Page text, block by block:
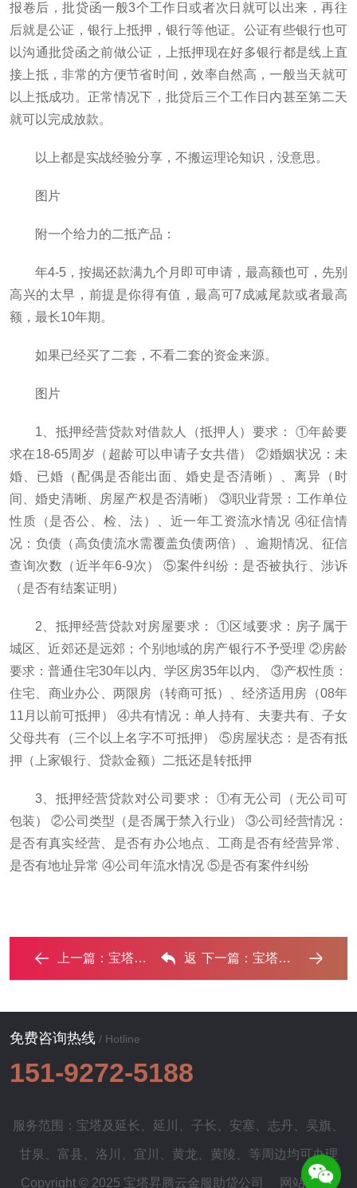
报卷后，批贷函一般3个工作日或者次日就可以出来，再往
后就是公证，银行上抵押，银行等他证。公证有些银行也可
以沟通批贷函之前做公证，上抵押现在好多银行都是线上直
接上抵，非常的方便节省时间，效率自然高，一般当天就可
以上抵成功。正常情况下，批贷后三个工作日内甚至第二天
就可以完成放款。
以上都是实战经验分享，不搬运理论知识，没意思。
图片
附一个给力的二抵产品：
年4-5，按揭还款满九个月即可申请，最高额也可，先别
高兴的太早，前提是你得有值，最高可7成减尾款或者最高
额，最长10年期。
如果已经买了二套，不看二套的资金来源。
图片
1、抵押经营贷款对借款人（抵押人）要求： ①年龄要
求在18-65周岁（超龄可以申请子女共借） ②婚姻状况：未
婚、已婚（配偶是否能出面、婚史是否清晰）、离异（时
间、婚史清晰、房屋产权是否清晰） ③职业背景：工作单位
性质（是否公、检、法）、近一年工资流水情况 ④征信情
况：负债（高负债流水需覆盖负债两倍）、逾期情况、征信
查询次数（近半年6-9次） ⑤案件纠纷：是否被执行、涉诉
（是否有结案证明）
2、抵押经营贷款对房屋要求： ①区域要求：房子属于
城区、近郊还是远郊；个别地域的房产银行不予受理 ②房龄
要求：普通住宅30年以内、学区房35年以内、 ③产权性质：
住宅、商业办公、两限房（转商可抵）、经济适用房（08年
11月以前可抵押） ④共有情况：单人持有、夫妻共有、子女
父母共有（三个以上名字不可抵押） ⑤房屋状态：是否有抵
押（上家银行、贷款金额）二抵还是转抵押
3、抵押经营贷款对公司要求： ①有无公司（无公司可
包装） ②公司类型（是否属于禁入行业） ③公司经营情况：
是否有真实经营、是否有办公地点、工商是否有经营异常、
是否有地址异常 ④公司年流水情况 ⑤是否有案件纠纷
上一篇： 宝塔房子抵押给银行贷款利率多少 ?‌ 返 下一篇：宝塔停息挂账怎么办理？办理停息挂账的流程和注意事项 ...‌
免费咨询热线 / Hotline
151-9272-5188
服务范围：宝塔及 延长 延川 子长 安塞 志丹 吴旗
甘泉 富县 洛川 宜川 黄龙 黄陵 、等周边均可办理
Copyright © 2025 宝塔昇腾云金服助贷公司 网站地图|